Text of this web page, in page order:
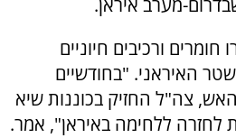
מערב איראן.
חומרים ורכיבים חיוניים
האיראני. "בחודשיים
צה"ל החזיק בכוננות שיא
לחזרה ללחימה באיראן", אמר.